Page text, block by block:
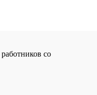
со